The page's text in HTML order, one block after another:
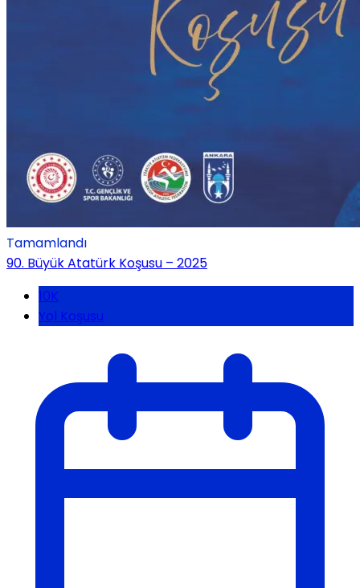
Tamamlandı
90. Büyük Atatürk Koşusu – 2025
10K
Yol Koşusu